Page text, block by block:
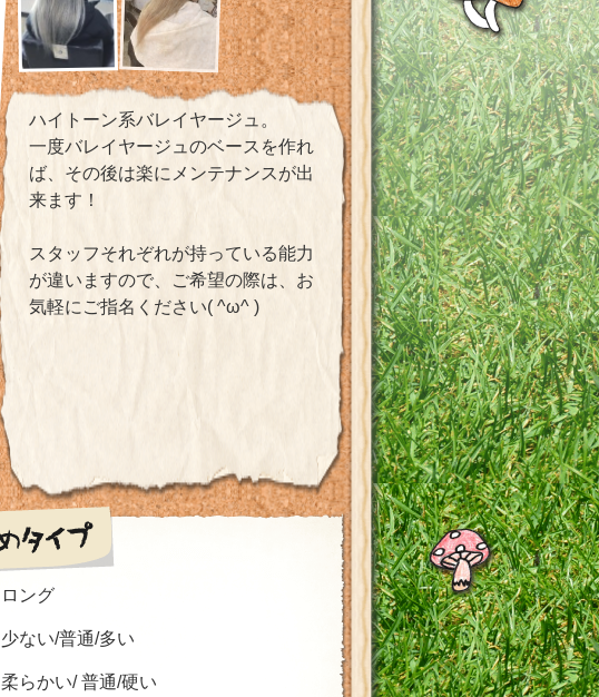
ハイトーン系バレイヤージュ。
一度バレイヤージュのベースを作れ
ば、その後は楽にメンテナンスが出
来ます！
スタッフそれぞれが持っている能力
が違いますので、ご希望の際は、お
気軽にご指名ください( ^ω^ )
ロング
少ない/普通/多い
柔らかい/ 普通/硬い